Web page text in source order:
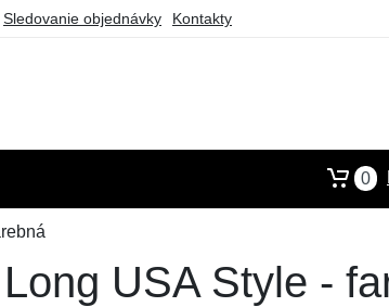
Sledovanie objednávky Kontakty
0
USA Style -